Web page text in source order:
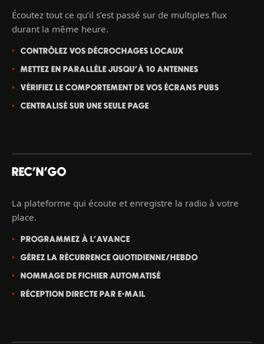
Écoutez tout ce qu’il s’est passé sur de multiples flux
durant la même heure.
CONTRÔLEZ VOS DÉCROCHAGES LOCAUX
METTEZ EN PARALLÈLE JUSQU'À 10 ANTENNES
VÉRIFIEZ LE COMPORTEMENT DE VOS ÉCRANS PUBS
CENTRALISÉ SUR UNE SEULE PAGE
REC'N'GO
La plateforme qui écoute et enregistre la radio à votre
place.
PROGRAMMEZ À L'AVANCE
GÉREZ LA RÉCURRENCE QUOTIDIENNE/HEBDO
NOMMAGE DE FICHIER AUTOMATISÉ
RÉCEPTION DIRECTE PAR E-MAIL